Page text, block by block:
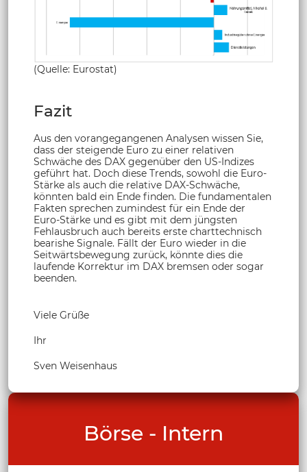
(Quelle: Eurostat)
Fazit
Aus den vorangegangenen Analysen wissen Sie,
dass der steigende Euro zu einer relativen
Schwäche des DAX gegenüber den US-Indizes
geführt hat. Doch diese Trends, sowohl die Euro-
Stärke als auch die relative DAX-Schwäche,
könnten bald ein Ende finden. Die fundamentalen
Fakten sprechen zumindest für ein Ende der
Euro-Stärke und es gibt mit dem jüngsten
Fehlausbruch auch bereits erste charttechnisch
bearishe Signale. Fällt der Euro wieder in die
Seitwärtsbewegung zurück, könnte dies die
laufende Korrektur im DAX bremsen oder sogar
beenden.
Viele Grüße
Ihr
Sven Weisenhaus
Börse - Intern